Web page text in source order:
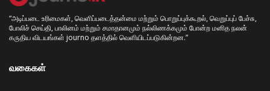
“அடிப்படை உரிமைகள், வெளிப்படைத்தன்மை மற்றும் பொறுப்புக்கூறல், வெறுப்புப் பேச்சு,
போலிச் செய்தி, பாலினம் மற்றும் சமாதானமும் நல்லிணக்கமும் போன்ற மனித நலன்
கருதிய விடயங்கள் journo தளத்தில் வெளியிடப்படுகின்றன.”
வகைகள்